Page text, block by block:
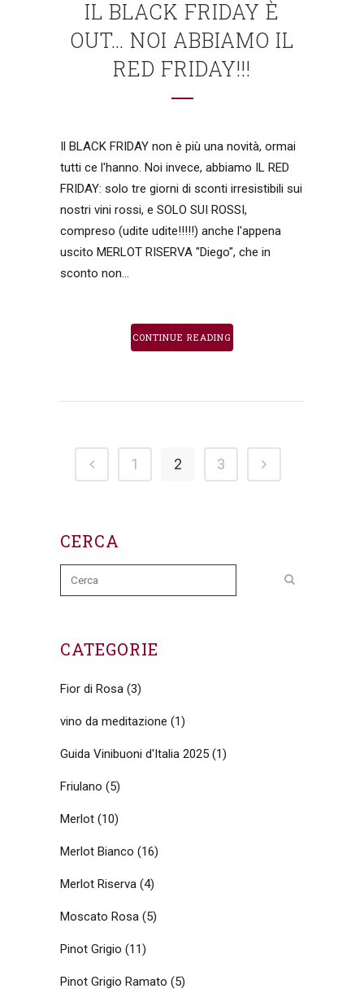
IL BLACK FRIDAY È
OUT… NOI ABBIAMO IL
RED FRIDAY!!!
Il BLACK FRIDAY non è più una novità, ormai
tutti ce l'hanno. Noi invece, abbiamo IL RED
FRIDAY: solo tre giorni di sconti irresistibili sui
nostri vini rossi, e SOLO SUI ROSSI,
compreso (udite udite!!!!!) anche l'appena
uscito MERLOT RISERVA "Diego", che in
sconto non...
CONTINUE READING
1 2 3
CERCA
CATEGORIE
Fior di Rosa (3)
vino da meditazione (1)
Guida Vinibuoni d'Italia 2025 (1)
Friulano (5)
Merlot (10)
Merlot Bianco (16)
Merlot Riserva (4)
Moscato Rosa (5)
Pinot Grigio (11)
Pinot Grigio Ramato (5)